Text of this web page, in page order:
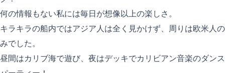
何の情報もない私には毎日が想像以上の楽しさ。
キラキラの船内ではアジア人は全く見かけず、周りは欧米人の
みでした。
昼間はカリブ海で遊び、夜はデッキでカリビアン音楽のダンス